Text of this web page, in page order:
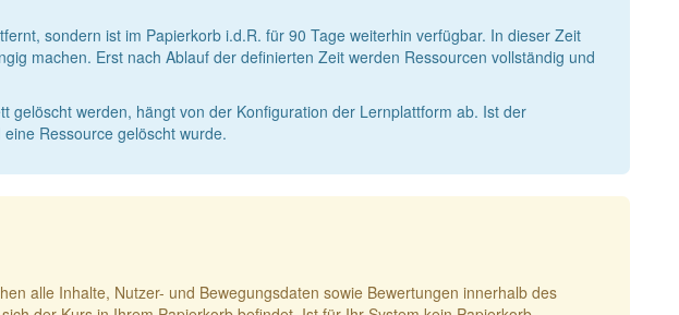
sondern ist im Papierkorb i.d.R. für 90 Tage weiterhin verfügbar. In dieser Zeit
machen. Erst nach Ablauf der definierten Zeit werden Ressourcen vollständig und
gelöscht werden, hängt von der Konfiguration der Lernplattform ab. Ist der
eine Ressource gelöscht wurde.
alle Inhalte, Nutzer- und Bewegungsdaten sowie Bewertungen innerhalb des